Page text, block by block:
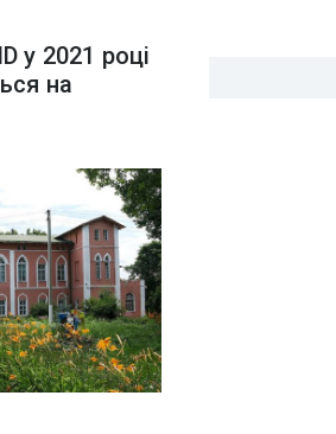
у 2021 році
на